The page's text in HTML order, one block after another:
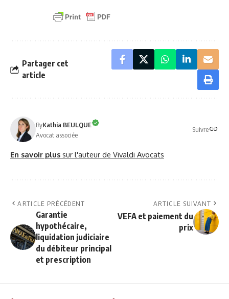
Partager cet
article
ByKathia BEULQUE
Avocat associée
Suivre
En savoir plus sur l'auteur de Vivaldi Avocats
ARTICLE PRÉCÉDENT
Garantie
hypothécaire,
liquidation judiciaire
du débiteur principal
et prescription
ARTICLE SUIVANT
VEFA et paiement du
prix